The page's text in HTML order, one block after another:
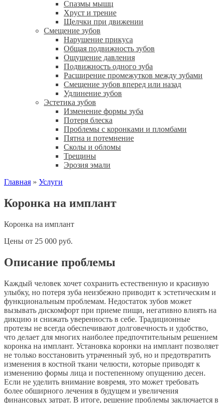
Спазмы мышц
Хруст и трение
Щелчки при движении
Смещение зубов
Нарушение прикуса
Общая подвижность зубов
Ощущение давления
Подвижность одного зуба
Расширение промежутков между зубами
Смещение зубов вперед или назад
Удлинение зубов
Эстетика зубов
Изменение формы зуба
Потеря блеска
Проблемы с коронками и пломбами
Пятна и потемнение
Сколы и обломы
Трещины
Эрозия эмали
Главная » Услуги
Коронка на имплант
Коронка на имплант
Цены от 25 000 руб.
Описание проблемы
Каждый человек хочет сохранить естественную и красивую
улыбку, но потеря зуба неизбежно приводит к эстетическим и
функциональным проблемам. Недостаток зубов может
вызывать дискомфорт при приеме пищи, негативно влиять на
дикцию и снижать уверенность в себе. Традиционные
протезы не всегда обеспечивают долговечность и удобство,
что делает для многих наиболее предпочтительным решением
коронка на имплант. Установка коронки на имплант позволяет
не только восстановить утраченный зуб, но и предотвратить
изменения в костной ткани челюсти, которые приводят к
изменению формы лица и постепенному опущению десен.
Если не уделить внимание вовремя, это может требовать
более обширного лечения в будущем и увеличения
финансовых затрат. В итоге, решение проблемы заключается в